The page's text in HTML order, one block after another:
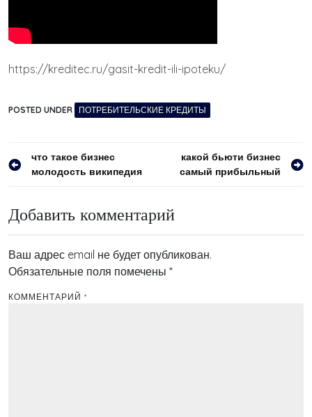
https://kreditec.ru/gasit-kredit-ili-ipoteku/
POSTED UNDER ПОТРЕБИТЕЛЬСКИЕ КРЕДИТЫ
Навигация
что такое бизнес
молодость википедия
какой бьюти бизнес
самый прибыльный
Добавить комментарий
Ваш адрес email не будет опубликован.
Обязательные поля помечены *
КОММЕНТАРИЙ *